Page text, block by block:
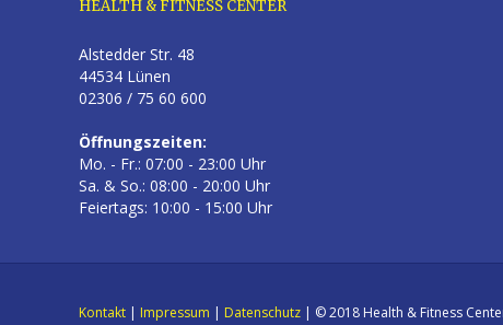
HEALTH & FITNESS CENTER
Alstedder Str. 48
44534 Lünen
02306 / 75 60 600
Öffnungszeiten:
Mo. - Fr.: 07:00 - 23:00 Uhr
Sa. & So.: 08:00 - 20:00 Uhr
Feiertags: 10:00 - 15:00 Uhr
Kontakt | Impressum | Datenschutz | © 2018 Health & Fitness